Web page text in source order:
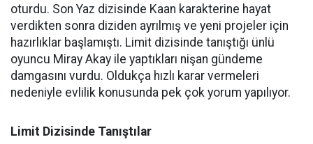
oturdu. Son Yaz dizisinde Kaan karakterine hayat
verdikten sonra diziden ayrılmış ve yeni projeler için
hazırlıklar başlamıştı. Limit dizisinde tanıştığı ünlü
oyuncu Miray Akay ile yaptıkları nişan gündeme
damgasını vurdu. Oldukça hızlı karar vermeleri
nedeniyle evlilik konusunda pek çok yorum yapılıyor.
Limit Dizisinde Tanıştılar